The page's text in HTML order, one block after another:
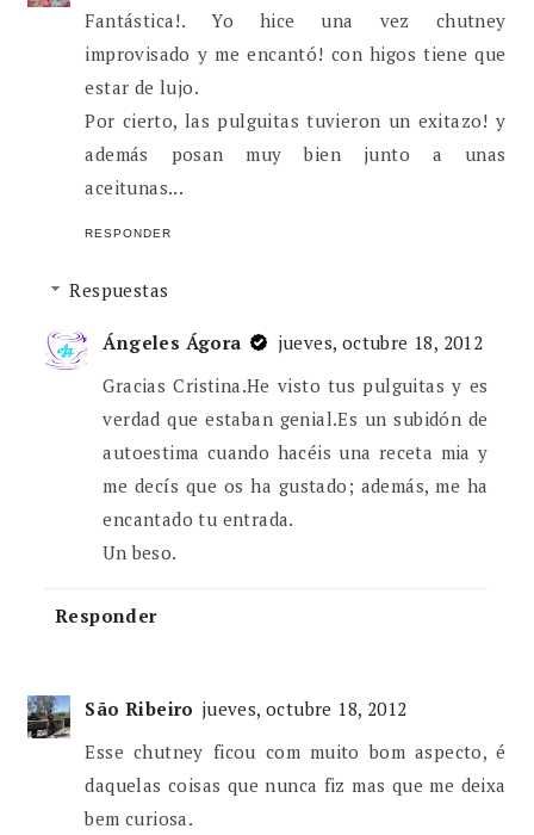
Fantástica!. Yo hice una vez chutney
improvisado y me encantó! con higos tiene que
estar de lujo.
Por cierto, las pulguitas tuvieron un exitazo! y
además posan muy bien junto a unas
aceitunas...
RESPONDER
Respuestas
Ángeles Ágora
jueves, octubre 18, 2012
Gracias Cristina.He visto tus pulguitas y es
verdad que estaban genial.Es un subidón de
autoestima cuando hacéis una receta mia y
me decís que os ha gustado; además, me ha
encantado tu entrada.
Un beso.
Responder
São Ribeiro jueves, octubre 18, 2012
Esse chutney ficou com muito bom aspecto, é
daquelas coisas que nunca fiz mas que me deixa
bem curiosa.